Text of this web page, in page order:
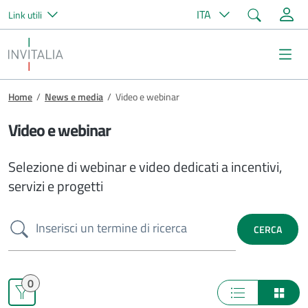
Salta al contenuto principale
Link utili ITA Cerca
Invitalia
Briciole di pane
Home / News e media / Video e webinar
Video e webinar
Selezione di webinar e video dedicati a incentivi,
servizi e progetti
Cerca CERCA
0